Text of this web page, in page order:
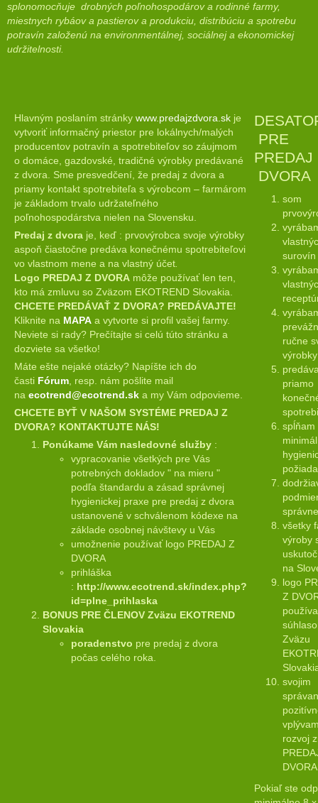
splonomocňuje drobných poľnohospodárov a rodinné farmy,
miestnych rybáov a pastierov a produkciu, distribúciu a spotrebu
potravín založenú na environmentálnej, sociálnej a ekonomickej
udržitelnosti.
Hlavným poslaním stránky www.predajzdvora.sk je
vytvoriť informačný priestor pre lokálnych/malých
producentov potravín a spotrebiteľov so záujmom
o domáce, gazdovské, tradičné výrobky predávané
z dvora. Sme presvedčení, že predaj z dvora a
priamy kontakt spotrebiteľa s výrobcom – farmárom
je základom trvalo udržateľného
poľnohospodárstva nielen na Slovensku.
Predaj z dvora je, keď : prvovýrobca svoje výrobky
aspoň čiastočne predáva konečnému spotrebiteľovi
vo vlastnom mene a na vlastný účet
Logo PREDAJ Z DVORA môže používať len ten,
kto má zmluvu so Zväzom EKOTREND Slovakia.
CHCETE PREDÁVAŤ Z DVORA? PREDÁVAJTE!
Kliknite na MAPA a vytvorte si profil vašej farmy.
Neviete si rady? Prečítajte si celú túto stránku a
dozviete sa všetko!
Máte ešte nejaké otázky? Napíšte ich do
časti Fórum , resp. nám pošlite mail
na ecotrend@ecotrend.sk a my Vám odpovieme.
CHCETE BYŤ V NAŠOM SYSTÉME PREDAJ Z
DVORA? KONTAKTUJTE NÁS!
Ponúkame Vám nasledovné služby :
vypracovanie všetkých pre Vás
potrebných dokladov " na mieru "
podľa štandardu a zásad správnej
hygienickej praxe pre predaj z dvora
ustanovené v schválenom kódexe na
základe osobnej návštevy u Vás
umožnenie používať logo PREDAJ Z
DVORA
prihláška
: http://www.ecotrend.sk/index.php?
id=plne_prihlaska
BONUS PRE ČLENOV Zväzu EKOTREND
Slovakia
poradenstvo pre predaj z dvora
počas celého roka.
PRE
DVORA
som
surovín
ručne
výrobky
priamo
spĺňam
všetky
výroby
na
logo
Z
Zväzu
svojim
rozvoj
Pokiaľ ste